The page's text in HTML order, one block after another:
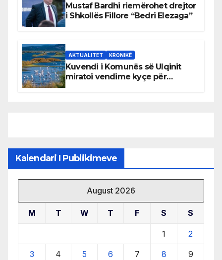
Mustaf Bardhi riemërohet drejtor
i Shkollës Fillore “Bedri Elezaga”
AKTUALITET KRONIKË
Kuvendi i Komunës së Ulqinit
miratoi vendime kyçe për
Kalendari I Publikimeve
August 2026
M T W T F S S
1 2
3 4 5 6 7 8 9